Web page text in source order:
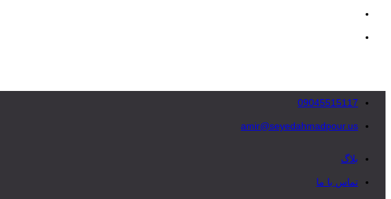
09045515117
amir@seyedahmadpour.us
بلاگ
تماس با ما